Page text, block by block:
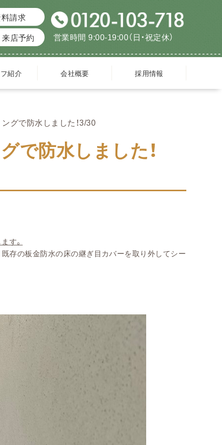
請求
来店予約
営業時間 9:00-19:00（日・祝定休）
紹介 会社概要 採用情報
グで防水しました！3/30
で防水しました！
す。
存の板金防水の床の継ぎ目カバーを取り外してシー